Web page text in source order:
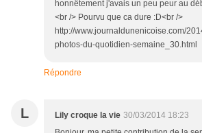
honnêtement j'avais un peu peur au
<br /> Pourvu que ca dure :D<br />
http://www.journaldunenicoise.com/
photos-du-quotidien-semaine_30.html
Répondre
L Lily croque la vie 30/03/2014 18:23